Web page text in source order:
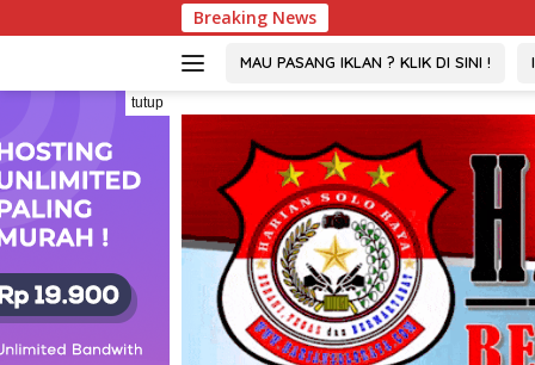
ke
Breaking News
MAU PASANG IKLAN ? KLIK DI SINI !
tutup